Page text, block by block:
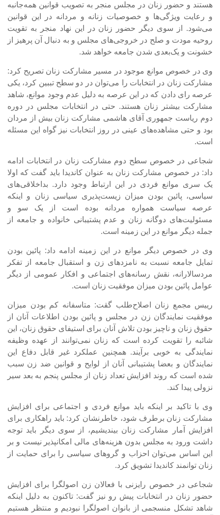
هستند و حضور زنان در مجلس منجر به تصویب قوانین همه‌جانبه
و رعایت ویژگی‌ها و خصوصیات زنانه و مردانه در این قوانین
می‌شود. از سوی دیگر حضور زنان در این نهاد منجر به تقویت
روحیه مودت و صلح در خروجی‌های مجلس و به دنبال آن پرهیز از
خشونت و یک‌بعدی شدن جامعه خواهد شد.
وی در خصوص موانع موجود در مسیر مشارکت زنان تصریح کرد:
مشارکت زنان در انتخابات را می‌توان در دو سطح تببین کرد، یکی
عرصه رای دادن که در این عرصه به دلیل عدم وجود موانع، شاهد
مشارکت بیشتر زنان هستند. حتی در انتخابات مجلس در دوره
دوم ریاست جمهوری آقای هاشمی مشارکت زنان بیش از مردان
بود و حتی مشاهده‌های عینی در روز انتخابات نیز گواه این مسئله
است.
شجاعی در خصوص سطح دوم مشارکت زنان در انتخابات ادامه
داد: در خصوص مشارکت زنان به عنوان کاندیدا باید گفت که اولا
یک سری موانع فردی در این ارتباط وجود دارد. بداخلاقی‌های
سیاسی، پائین بودن میزان زیست‌پذیری سیاسی زنان و اینکه
عرصه سیاست همواره مردانه بوده است از یک سو و
مسئولیت‌های دوگانه زنان و عدم پشتیبانی خانواده و جامعه از
جمله دیگر موانع در این زمینه است.
وی در خصوص دیگر موانع در این زمینه ادامه داد: پائین بودن
تمایل جامعه نسبت به نامزدهای زن و استقبال جامعه از تفکر
مردسالارانه، نقش رسانه‌های اجتماعی و افکار عمومی از دیگر
عوامل پائین بودن میزان موفقیت زنان است.
رییس مجمع زنان اصلاح‌طلب گقت: متاسفانه کم بودن میزان
موفقیت نمایندگان زن در مجلس و پائین بودن اطلاعات آنان از
حقوق زنان و ناچیز بودن تلاش آنان برای استیفای حقوق زنان، این
شائبه را تقویت کرده است که زنان نمی‌توانند از عهده وظیفه
نمایندگی به خوبی برآیند. همچنین عملکرد غیر قابل دفاع این
نمایندگان و بعضا پشتیبانی آنان از لوایح و قوانین ضد زن سبب
شده است که روند افزایش تعداد زنان از مجلس پنجم به بعد سیر
نزولی پیدا کند.
وی با تاکید بر اینکه باید موانع فردی و اجتماعی برای افزایش
مشارکت زنان برطرف شود، خاطرنشان کرد: باید راهکاری برای
افزایش آمار مشارکت زنان بیندیشیم، از سوی دیگر باید توجه
داشت ورود به مجلس بدون هزینه‌های مالی امکانپذیر نیست و بر
این اساس می‌توان احزاب و گروهای سیاسی را برای حمایت از
زنان توانمند کاندیدا تشویق کرد.
شجاعی در خصوص رایزنی با فعالان زن اصولگرا برای افزایش
حضور زنان در انتخابات پیش رو نیز گفت: تاکنون به دلیل اینکه
شاهد تشکل منسجمی از بانوان اصولگرا نبودیم و منتظر هستیم